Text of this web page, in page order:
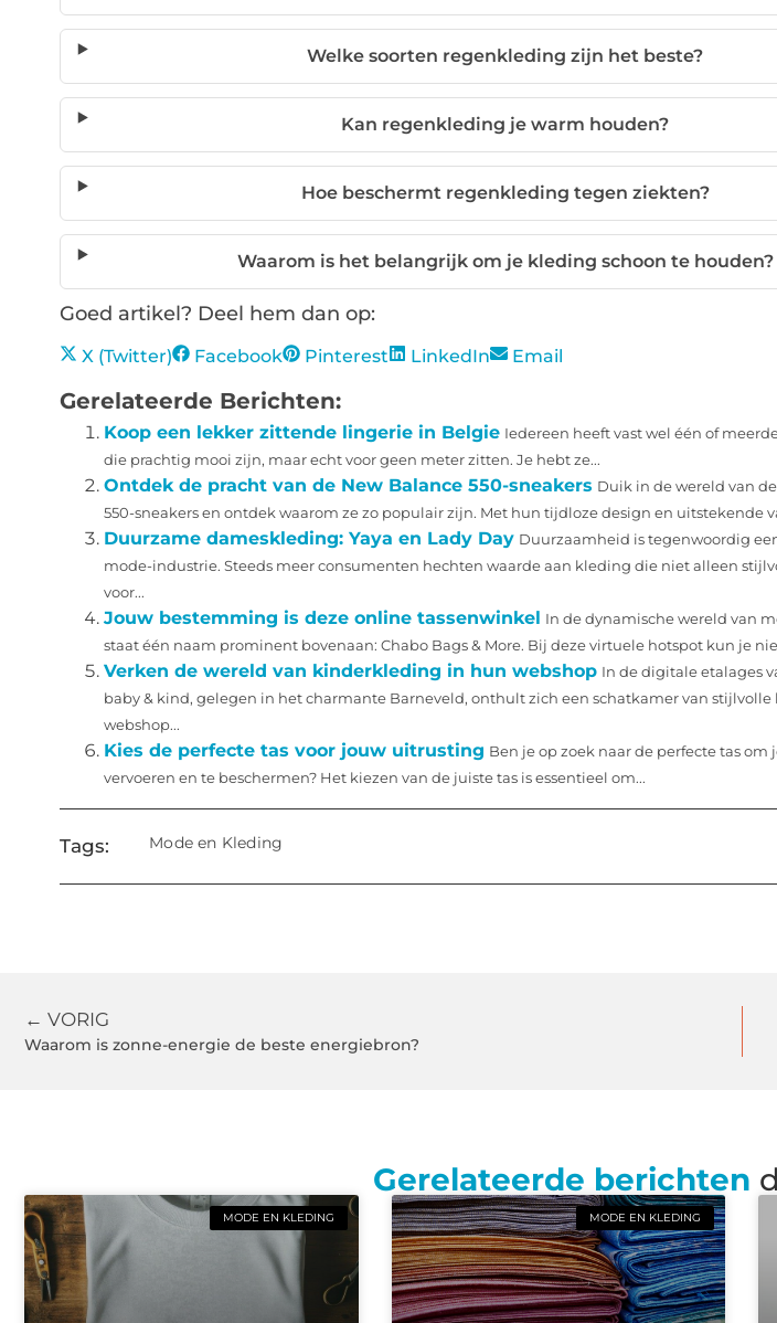
Welke soorten regenkleding zijn het beste?
Kan regenkleding je warm houden?
Hoe beschermt regenkleding tegen ziekten?
Waarom is het belangrijk om je kleding schoon te houden?
Goed artikel? Deel hem dan op:
X (Twitter) Facebook Pinterest LinkedIn Email
Gerelateerde Berichten:
Koop een lekker zittende lingerie in Belgie Iedereen heeft vast wel één of
die prachtig mooi zijn, maar echt voor geen meter zitten. Je hebt ze...
Ontdek de pracht van de New Balance 550-sneakers Duik in de wereld van
550-sneakers en ontdek waarom ze zo populair zijn. Met hun tijdloze design en uitstekende
Duurzame dameskleding: Yaya en Lady Day Duurzaamheid is tegenwoordig
mode-industrie. Steeds meer consumenten hechten waarde aan kleding die niet alleen
voor...
Jouw bestemming is deze online tassenwinkel In de dynamische wereld van
staat één naam prominent bovenaan: Chabo Bags & More. Bij deze virtuele hotspot kun je
Verken de wereld van kinderkleding in hun webshop In de digitale etalages
baby & kind, gelegen in het charmante Barneveld, onthult zich een schatkamer van
webshop...
Kies de perfecte tas voor jouw uitrusting Ben je op zoek naar de perfecte tas
vervoeren en te beschermen? Het kiezen van de juiste tas is essentieel om...
Tags: Mode en Kleding
← VORIG
Waarom is zonne-energie de beste energiebron?
Gerelateerde berichten
MODE EN KLEDING MODE EN KLEDING